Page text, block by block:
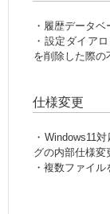
・履歴データ
・設定ダイア
を削除した際の
仕様変更
・Windows11
グの内部仕様変
・複数ファイ